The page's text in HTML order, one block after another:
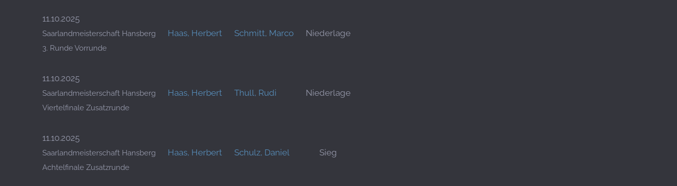
11.10.2025
Saarlandmeisterschaft Hansberg
3. Runde Vorrunde
Haas, Herbert Schmitt, Marco Niederlage
11.10.2025
Saarlandmeisterschaft Hansberg
Viertelfinale Zusatzrunde
Haas, Herbert Thull, Rudi Niederlage
11.10.2025
Saarlandmeisterschaft Hansberg
Achtelfinale Zusatzrunde
Haas, Herbert Schulz, Daniel Sieg